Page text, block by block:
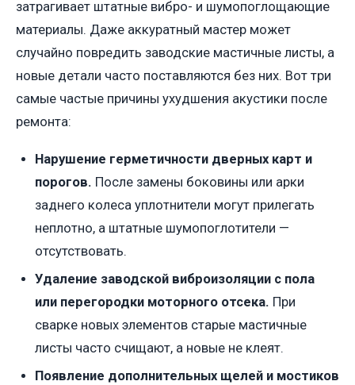
затрагивает штатные вибро- и шумопоглощающие
материалы. Даже аккуратный мастер может
случайно повредить заводские мастичные листы, а
новые детали часто поставляются без них. Вот три
самые частые причины ухудшения акустики после
ремонта:
Нарушение герметичности дверных карт и
порогов. После замены боковины или арки
заднего колеса уплотнители могут прилегать
неплотно, а штатные шумопоглотители —
отсутствовать.
Удаление заводской виброизоляции с пола
или перегородки моторного отсека. При
сварке новых элементов старые мастичные
листы часто счищают, а новые не клеят.
Появление дополнительных щелей и мостиков